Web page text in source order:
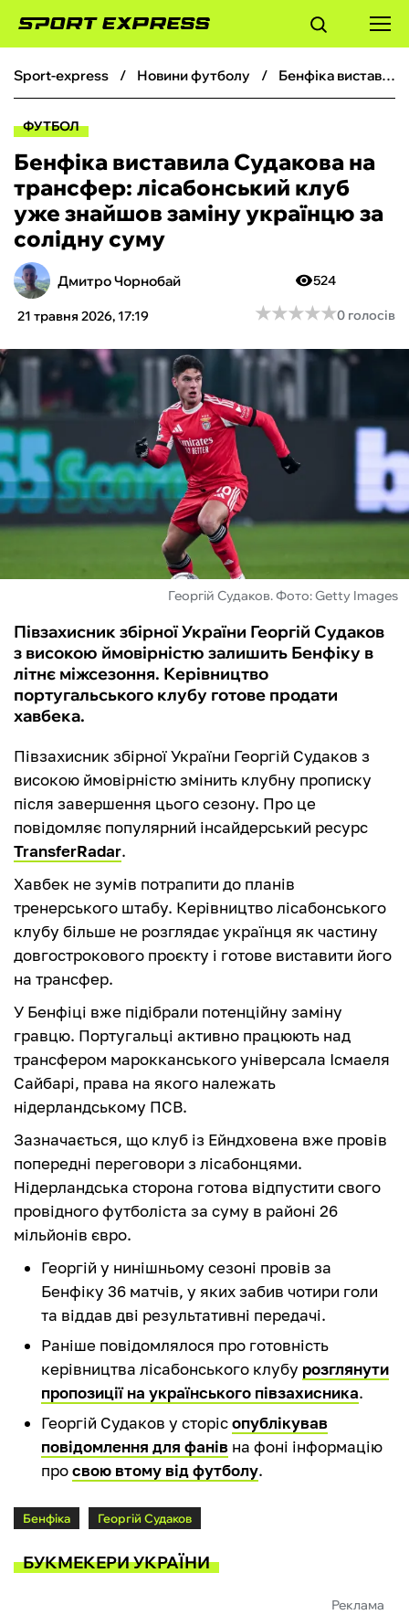
ФУТБОЛ
БОКС
ХОКЕЙ
ТЕНІС
КІБЕРСПОРТ
ЧС-2026
ФУТЗАЛ
ІНШІ
sport-express новини футболу Бенфіка виставила Судакова на трансфер: лісабонський клуб уже знайшов заміну українцю за солідну суму
ФУТБОЛ
Бенфіка виставила Судакова на
трансфер: лісабонський клуб
уже знайшов заміну українцю за
солідну суму
Дмитро Чорнобай
21 травня 2026, 17:19
524
★★★★★
★★★★★0 голосів
Георгій Судаков. Фото: Getty Images
Півзахисник збірної України Георгій Судаков
з високою ймовірністю залишить Бенфіку в
літнє міжсезоння. Керівництво
португальського клубу готове продати
хавбека.
Півзахисник збірної України Георгій Судаков з
високою ймовірністю змінить клубну прописку
після завершення цього сезону. Про це
повідомляє популярний інсайдерський ресурс
TransferRadar.
Хавбек не зумів потрапити до планів
тренерського штабу. Керівництво лісабонського
клубу більше не розглядає українця як частину
довгострокового проєкту і готове виставити його
на трансфер.
У Бенфіці вже підібрали потенційну заміну
гравцю. Португальці активно працюють над
трансфером марокканського універсала Ісмаеля
Сайбарі, права на якого належать
нідерландському ПСВ.
Зазначається, що клуб із Ейндховена вже провів
попередні переговори з лісабонцями.
Нідерландська сторона готова відпустити свого
провідного футболіста за суму в районі 26
мільйонів євро.
Георгій у нинішньому сезоні провів за
Бенфіку 36 матчів, у яких забив чотири голи
та віддав дві результативні передачі.
Раніше повідомлялося про готовність
керівництва лісабонського клубу розглянути
пропозиції на українського півзахисника.
Георгій Судаков у сторісопублікував
повідомлення для фанів на фоні інформацію
просвою втому від футболу.
Бенфіка Георгій Судаков
БУКМЕКЕРИ УКРАЇНИ
Реклама